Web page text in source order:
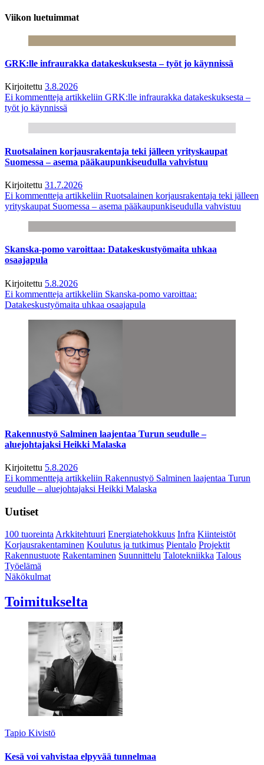
Viikon luetuimmat
GRK:lle infraurakka datakeskuksesta – työt jo käynnissä
Kirjoitettu 3.8.2026
Ei kommentteja artikkeliin GRK:lle infraurakka datakeskuksesta –
työt jo käynnissä
Ruotsalainen korjausrakentaja teki jälleen yrityskaupat
Suomessa – asema pääkaupunkiseudulla vahvistuu
Kirjoitettu 31.7.2026
Ei kommentteja artikkeliin Ruotsalainen korjausrakentaja teki jälleen
yrityskaupat Suomessa – asema pääkaupunkiseudulla vahvistuu
Skanska-pomo varoittaa: Datakeskustyömaita uhkaa
osaajapula
Kirjoitettu 5.8.2026
Ei kommentteja artikkeliin Skanska-pomo varoittaa:
Datakeskustyömaita uhkaa osaajapula
Rakennustyö Salminen laajentaa Turun seudulle –
aluejohtajaksi Heikki Malaska
Kirjoitettu 5.8.2026
Ei kommentteja artikkeliin Rakennustyö Salminen laajentaa Turun
seudulle – aluejohtajaksi Heikki Malaska
Uutiset
100 tuoreintaArkkitehtuuri Energiatehokkuus Infra Kiinteistöt
Korjausrakentaminen Koulutus ja tutkimus Pientalo Projektit
Rakennustuote Rakentaminen Suunnittelu Talotekniikka Talous
Työelämä
Näkökulmat
Toimitukselta
Tapio Kivistö
Kesä voi vahvistaa elpyvää tunnelmaa